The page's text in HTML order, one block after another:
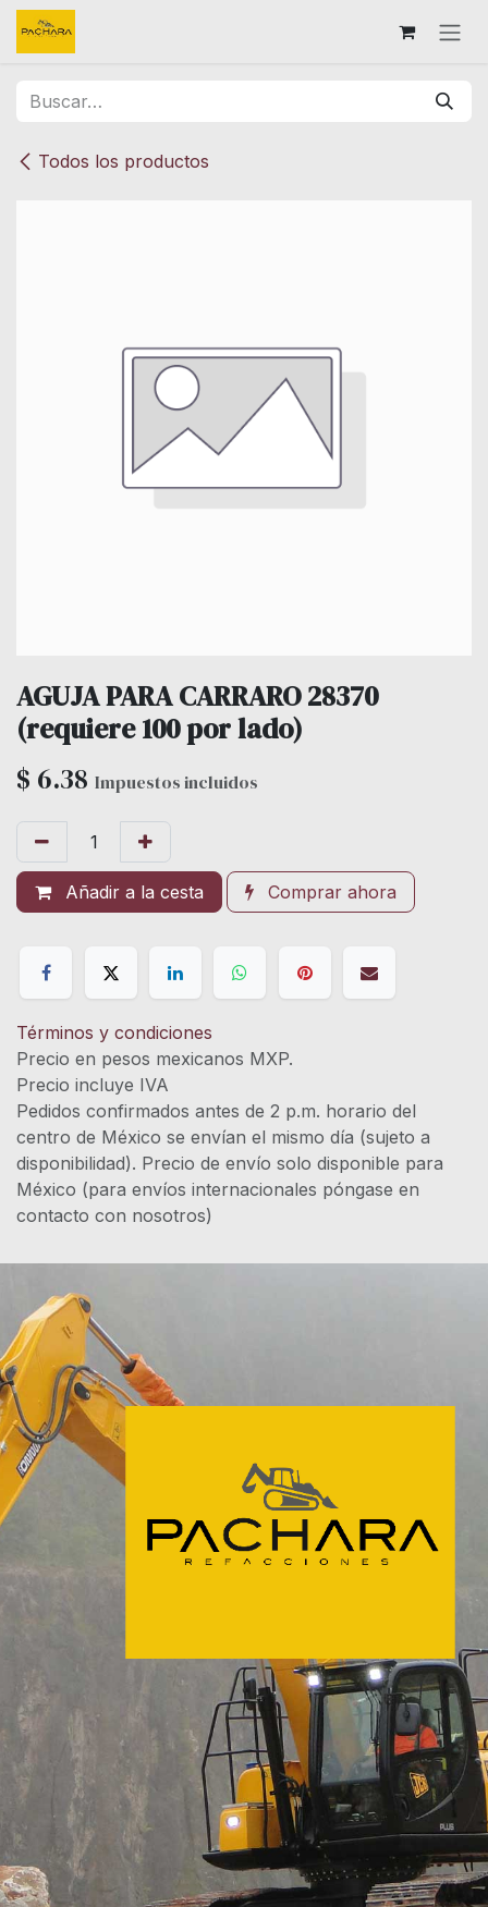
Ir al contenido
Todos los productos
AGUJA PARA CARRARO 28370
(requiere 100 por lado)
$ 6.38 Impuestos incluidos
Añadir a la cesta Comprar ahora
Términos y condiciones
Precio en pesos mexicanos MXP.
Precio incluye IVA
Pedidos confirmados antes de 2 p.m. horario del
centro de México se envían el mismo día (sujeto a
disponibilidad). Precio de envío solo disponible para
México (para envíos internacionales póngase en
contacto con nosotros)